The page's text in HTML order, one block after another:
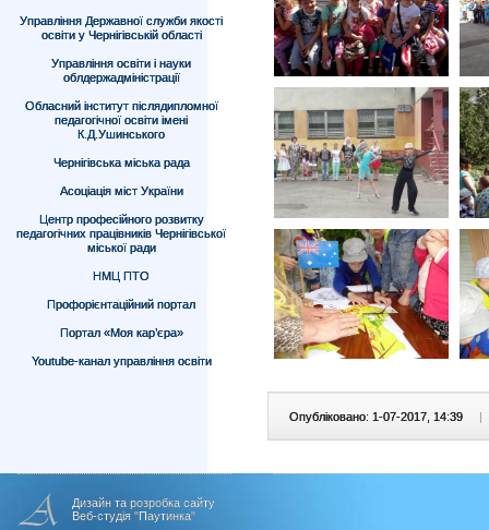
Управління Державної служби якості
освіти у Чернігівській області
Управління освіти і науки
облдержадміністрації
Обласний інститут післядипломної
педагогічної освіти імені
К.Д.Ушинського
Чернігівська міська рада
Асоціація міст України
Центр професійного розвитку
педагогічних працівників Чернігівської
міської ради
НМЦ ПТО
Профорієнтаційний портал
Портал «Моя кар’єра»
Youtube-канал управління освіти
Опубліковано: 1-07-2017, 14:39
Дизайн та розробка сайту
Веб-студія "Паутинка"